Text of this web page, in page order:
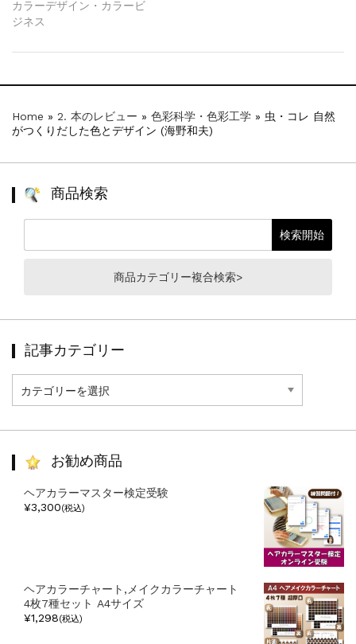
カラーデザイン・カラービ
ジネス
Home » 2. 本のレビュー » 色彩科学・色彩工学 » 虫・コレ 自然
がつくりだした色とデザイン (海野和夫)
商品検索
商品カテゴリー複合検索>
記事カテゴリー
事
カ
リ
お勧め商品
ヘアカラーマスター検定受験
¥3,300(税込)
ヘアカラーチャート,メイクカラーチャート
4枚7種セット A4サイズ
¥1,298(税込)